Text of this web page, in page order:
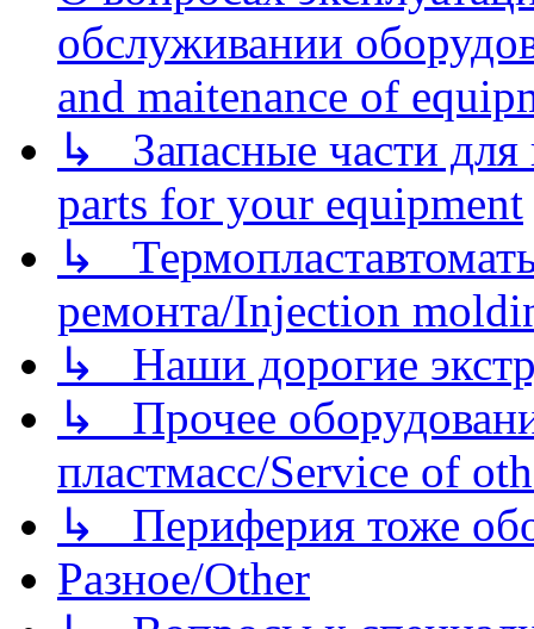
обслуживании
and maitenance of
↳ Запасные части для
parts for your equipment
↳
ремонта/Injection
↳ Наши дорогие
↳ Прочее
пластмасс/Service of
↳ Периферия тоже
Разное/Other